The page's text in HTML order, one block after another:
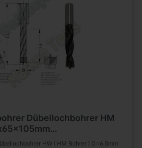
Dübellochbohrer HM
Schaft 10mm
HW ( HM Bohrer ) D=6,5mm